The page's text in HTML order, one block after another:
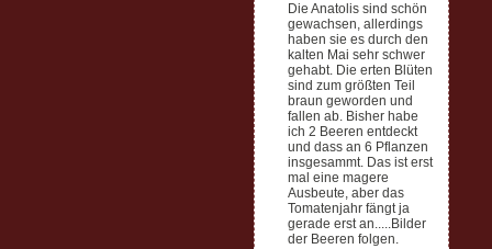
Die Anatolis sind schön
gewachsen, allerdings
haben sie es durch den
kalten Mai sehr schwer
gehabt. Die erten Blüten
sind zum größten Teil
braun geworden und
fallen ab. Bisher habe
ich 2 Beeren entdeckt
und dass an 6 Pflanzen
insgesammt. Das ist erst
mal eine magere
Ausbeute, aber das
Tomatenjahr fängt ja
gerade erst an.....Bilder
der Beeren folgen.